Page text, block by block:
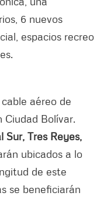
6 nuevos
espacios recreo
aéreo de
Ciudad Bolívar.
Sur, Tres Reyes,
ubicados a lo
de este
se beneficiarán